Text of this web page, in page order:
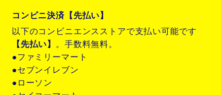
コンビニ決済【先払い】
以下のコンビニエンスストアで支払い可能です
【先払い】 。手数料無料。
●ファミリーマート
●セブンイレブン
●ローソン